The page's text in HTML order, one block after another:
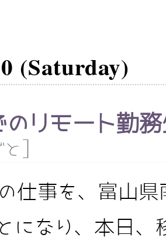
(Saturday)
リモート勤
と
仕事を、富山県
になり、本日、